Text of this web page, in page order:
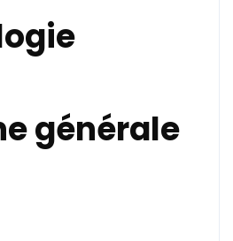
générale